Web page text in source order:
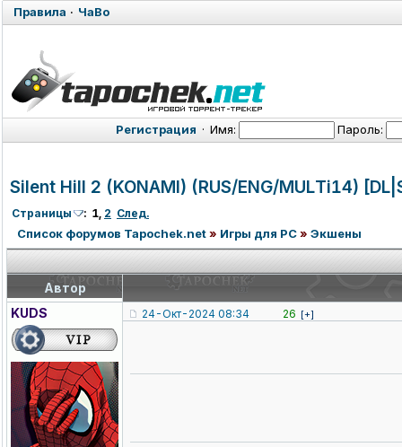
Правила · ЧаВо
Регистрация · Имя: Пароль:
Silent Hill 2 (KONAMI) (RUS/ENG/MULTi14)
Страницы : 1, 2 След.
Список форумов Tapochek.net» Игры для PC» Экшены
Автор
KUDS
24-Окт-2024 08:34 26 [+]